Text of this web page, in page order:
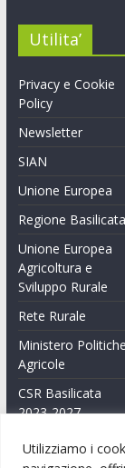
Utilizziamo i
Utilita’
Privacy e Cookie
Policy
Newsletter
SIAN
Unione Europea
Regione Basilicata
Unione Europea
Agricoltura e
Sviluppo Rurale
Rete Rurale
Ministero Politiche
Agricole
CSR Basilicata
2023-2027
Feasr Basilicata
2014-2020